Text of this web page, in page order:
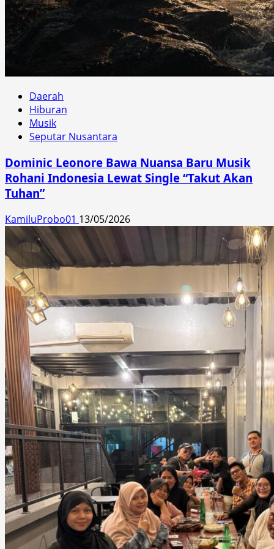
Daerah
Hiburan
Musik
Seputar Nusantara
Dominic Leonore Bawa Nuansa Baru Musik
Rohani Indonesia Lewat Single “Takut Akan
Tuhan”
KamiluProbo01 13/05/2026